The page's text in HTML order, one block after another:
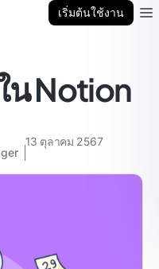
เริ่มต้นใช้งาน
น Notion
13 ตุลาคม 2567